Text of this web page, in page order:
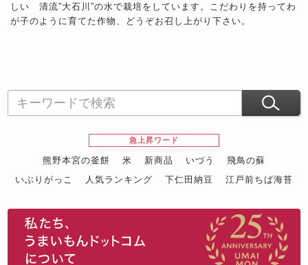
しい 清流”大石川”の水で栽培をしています。こだわりを持ってわ
が子のように育てた作物、どうぞお召し上がり下さい。
急上昇ワード
熊野本宮の釜餅 米 新商品 いづう
飛鳥の蘇
いぶりがっこ
人気ランキング 下仁田納豆
江戸前ちば海苔